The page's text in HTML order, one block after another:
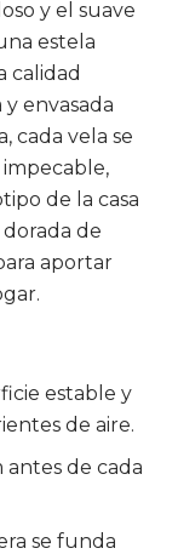
y el suave
estela
calidad
envasada
cada vela se
de la casa
de
aportar
estable y
de aire.
antes de cada
se funda